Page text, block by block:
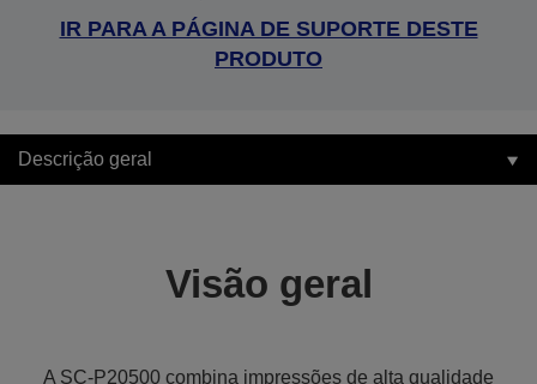
IR PARA A PÁGINA DE SUPORTE DESTE
PRODUTO
Descrição geral
Visão geral
A SC-P20500 combina impressões de alta qualidade